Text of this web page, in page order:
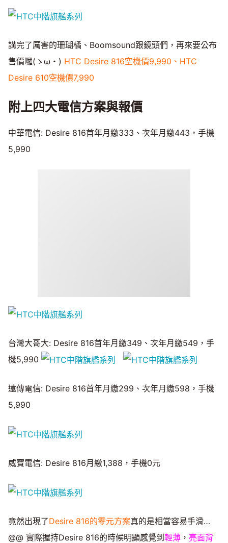
講完了厲害的珊瑚橘、Boomsound跟鏡頭們，再來要公布
售價囉(ゝω・) HTC Desire 816空機價9,990、HTC
Desire 610空機價7,990
附上四大電信方案與報價
中華電信: Desire 816首年月繳333、次年月繳443，手機
5,990
台灣大哥大: Desire 816首年月繳349、次年月繳549，手
機5,990
遠傳電信: Desire 816首年月繳299、次年月繳598，手機
5,990
威寶電信: Desire 816月繳1,388，手機0元
竟然出現了Desire 816的零元方案真的是相當容易手滑…
@@ 實際握持Desire 816的時候明顯感覺到輕薄 ， 亮面背